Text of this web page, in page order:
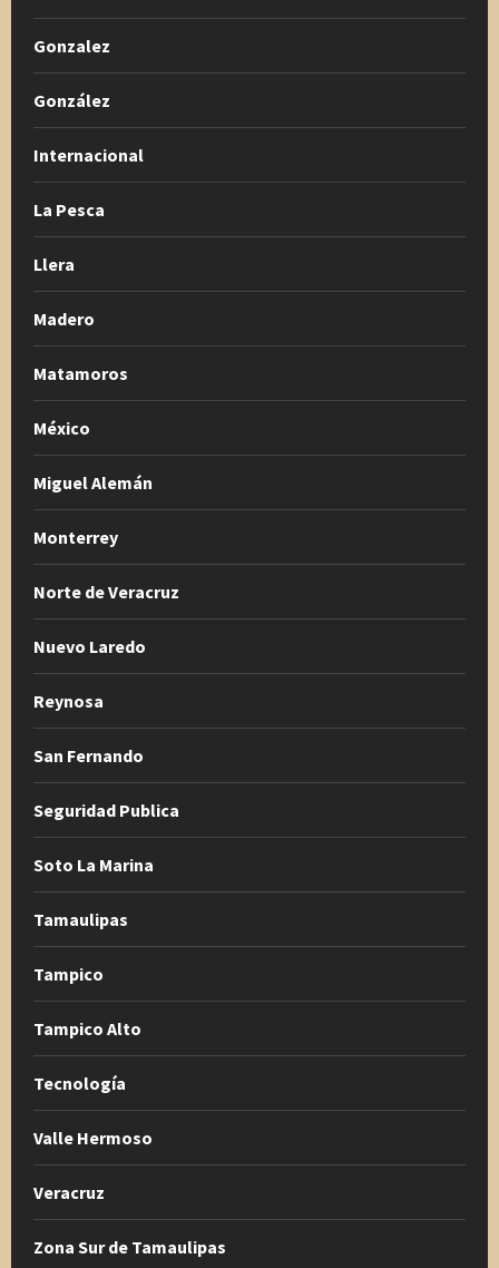
Gonzalez
González
Internacional
La Pesca
Llera
Madero
Matamoros
México
Miguel Alemán
Monterrey
Norte de Veracruz
Nuevo Laredo
Reynosa
San Fernando
Seguridad Publica
Soto La Marina
Tamaulipas
Tampico
Tampico Alto
Tecnología
Valle Hermoso
Veracruz
Zona Sur de Tamaulipas